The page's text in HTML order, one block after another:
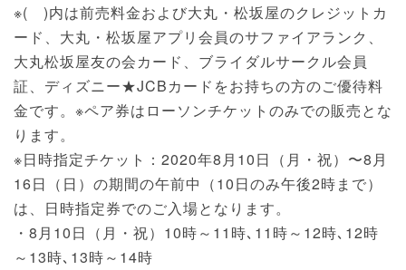
※( )内は前売料金および大丸・松坂屋のクレジットカ
ード、大丸・松坂屋アプリ会員のサファイアランク、
大丸松坂屋友の会カード、ブライダルサークル会員
証、ディズニー★JCBカードをお持ちの方のご優待料
金です。※ペア券はローソンチケットのみでの販売とな
ります。
※日時指定チケット：2020年8月10日（月・祝）〜8月
16日（日）の期間の午前中（10日のみ午後2時まで）
は、日時指定券でのご入場となります。
・8月10日（月・祝）10時～11時､11時～12時､12時
～13時､13時～14時